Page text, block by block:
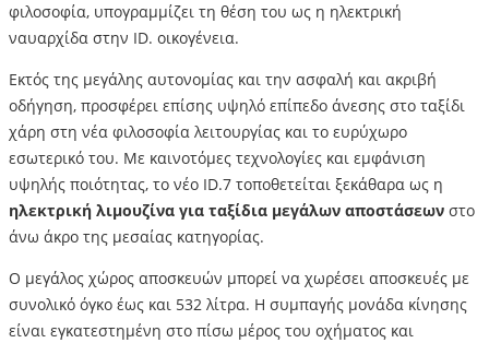
φιλοσοφία, υπογραμμίζει τη θέση του ως η ηλεκτρική
ναυαρχίδα στην ID. οικογένεια.
Εκτός της μεγάλης αυτονομίας και την ασφαλή και ακριβή
οδήγηση, προσφέρει επίσης υψηλό επίπεδο άνεσης στο ταξίδι
χάρη στη νέα φιλοσοφία λειτουργίας και το ευρύχωρο
εσωτερικό του. Με καινοτόμες τεχνολογίες και εμφάνιση
υψηλής ποιότητας, το νέο ID.7 τοποθετείται ξεκάθαρα ως η
ηλεκτρική λιμουζίνα για ταξίδια μεγάλων αποστάσεων στο
άνω άκρο της μεσαίας κατηγορίας.
Ο μεγάλος χώρος αποσκευών μπορεί να χωρέσει αποσκευές με
συνολικό όγκο έως και 532 λίτρα. Η συμπαγής μονάδα κίνησης
είναι εγκατεστημένη στο πίσω μέρος του οχήματος και